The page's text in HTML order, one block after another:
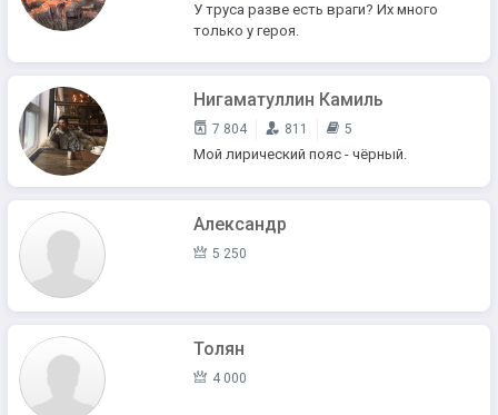
У труса разве есть враги? Их много
только у героя.
Нигаматуллин Камиль
7 804 811 5
Мой лирический пояс - чёрный.
Александр
5 250
Толян
4 000